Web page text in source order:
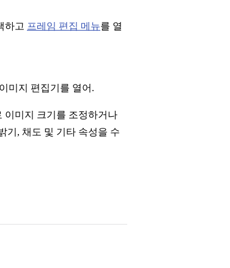
하고 프레임 편집 메뉴를 열
미지 편집기를 열어.
이미지 크기를 조정하거나
기, 채도 및 기타 속성을 수